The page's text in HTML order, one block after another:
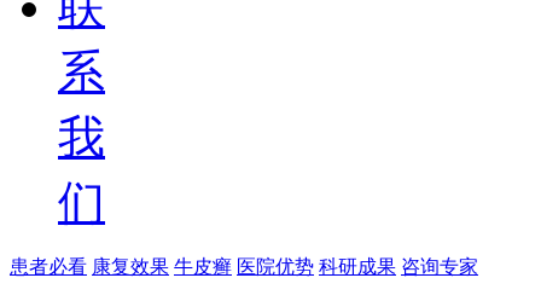
系
我
们
患者必看 康复效果 牛皮癣 医院优势 科研成果 咨询专家